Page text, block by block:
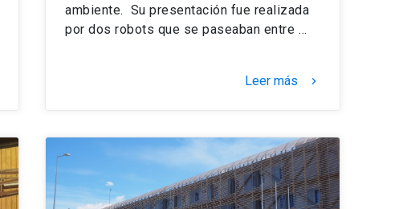
ambiente. Su presentación fue realizada
por dos robots que se paseaban entre …
Leer más keyboard_arrow_right